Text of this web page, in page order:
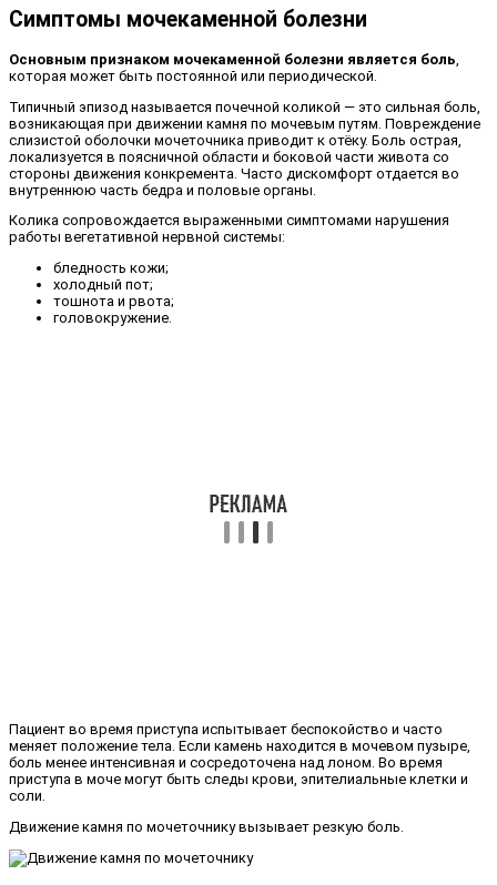
Симптомы мочекаменной болезни
Основным признаком мочекаменной болезни является боль
которая может быть постоянной или периодической.
Типичный эпизод называется почечной коликой — это сильная боль,
возникающая при движении камня по мочевым путям. Повреждение
слизистой оболочки мочеточника приводит к отёку. Боль острая,
локализуется в поясничной области и боковой части живота со
стороны движения конкремента. Часто дискомфорт отдается во
внутреннюю часть бедра и половые органы.
Колика сопровождается выраженными симптомами нарушения
работы вегетативной нервной системы:
бледность кожи;
холодный пот;
тошнота и рвота;
головокружение.
Пациент во время приступа испытывает беспокойство и часто
меняет положение тела. Если камень находится в мочевом пузыре,
боль менее интенсивная и сосредоточена над лоном. Во время
приступа в моче могут быть следы крови, эпителиальные клетки и
соли.
Движение камня по мочеточнику вызывает резкую боль.